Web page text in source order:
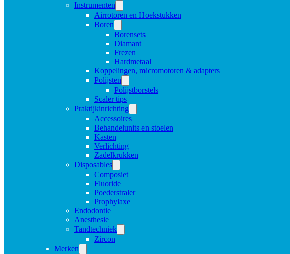
Instrumenten
Airrotoren en Hoekstukken
Boren
Borensets
Diamant
Frezen
Hardmetaal
Koppelingen, micromotoren & adapters
Polijsten
Polijstborstels
Scaler tips
Praktijkinrichting
Accessoires
Behandelunits en stoelen
Kasten
Verlichting
Zadelkrukken
Disposables
Composiet
Fluoride
Poederstraler
Prophylaxe
Endodontie
Anesthesie
Tandtechniek
Zircon
Merken